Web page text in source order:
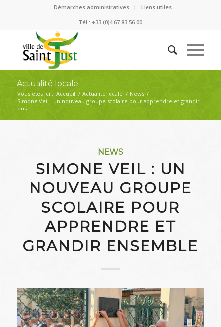
Démarches administratives
Liens utiles
Tél.: +33 (0)4 67 83 56 00
Actualité locale
Vous êtes ici : Accueil / Actualité locale / News /
Simone Veil : un nouveau groupe scolaire pour apprendre et grandir
ens...
NEWS
SIMONE VEIL : UN
NOUVEAU GROUPE
SCOLAIRE POUR
APPRENDRE ET
GRANDIR ENSEMBLE